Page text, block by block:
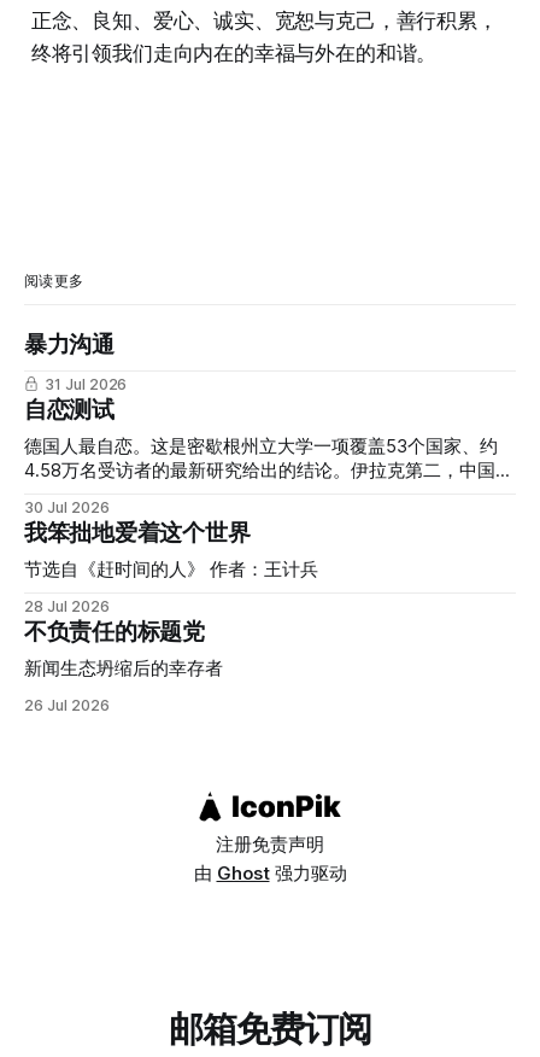
正念、良知、爱心、诚实、宽恕与克己，善行积累，
终将引领我们走向内在的幸福与外在的和谐。
阅读更多
暴力沟通
31 Jul 2026
自恋测试
德国人最自恋。这是密歇根州立大学一项覆盖53个国家、约
4.58万名受访者的最新研究给出的结论。伊拉克第二，中国第
表"的美国，只排在第16位。 我们习惯把"自恋"和美式个人主
义、社交媒体文化、真人秀明星联系在一起，但这份研究提醒
我们：这种联想本身，可能就是一种文化偏见的产物。 自恋
碍时，就已经是一种值得关注的心理问题。它的核心特征是过
度的自我夸大、强烈渴望他人赞美，以及缺乏同理心。而在表
面的优越感背后，往往隐藏着脆弱和对自我价值的不确定。
自恋的个体，但数据显示恰恰相反：塞内加尔、孟加拉、摩洛
体主义这个维度的分类上，
30 Jul 2026
我笨拙地爱着这个世界
节选自《赶时间的人》 作者：王计兵
28 Jul 2026
不负责任的标题党
新闻生态坍缩后的幸存者
26 Jul 2026
注册免责声明
由 Ghost强力驱动
邮箱免费订阅